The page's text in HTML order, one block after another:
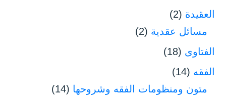
العقيدة (2)
مسائل عقدية (2)
الفتاوى (18)
الفقه (14)
متون ومنظومات الفقه وشروحها (14)